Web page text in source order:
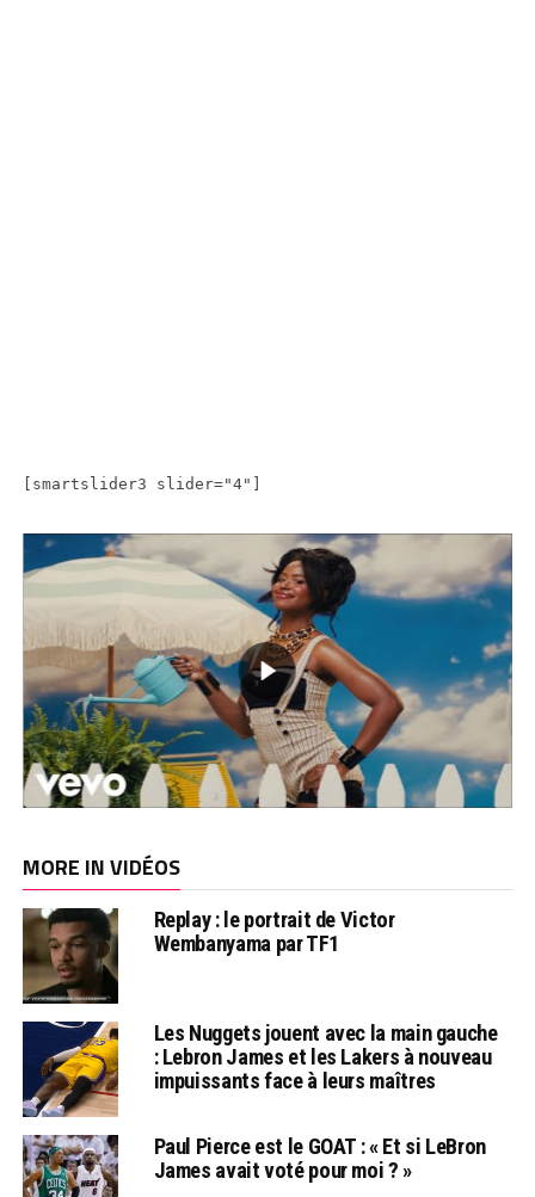
[smartslider3 slider="4"]
MORE IN VIDÉOS
Replay : le portrait de Victor
Wembanyama par TF1
Les Nuggets jouent avec la main gauche
: Lebron James et les Lakers à nouveau
impuissants face à leurs maîtres
Paul Pierce est le GOAT : « Et si LeBron
James avait voté pour moi ? »